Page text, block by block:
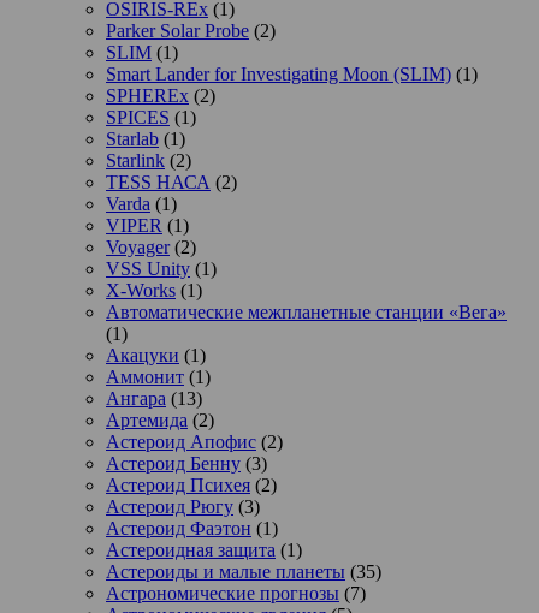
OSIRIS-REx (1)
Parker Solar Probe (2)
SLIM (1)
Smart Lander for Investigating Moon (SLIM) (1)
SPHEREx (2)
SPICES (1)
Starlab (1)
Starlink (2)
TESS НАСА (2)
Varda (1)
VIPER (1)
Voyager(2)
VSS Unity (1)
X-Works (1)
Автоматические межпланетные станции «Вега»
(1)
Акацуки (1)
Аммонит (1)
Ангара (13)
Артемида (2)
Астероид Апофис (2)
Астероид Бенну (3)
Астероид Психея (2)
Астероид Рюгу (3)
Астероид Фаэтон (1)
Астероидная защита (1)
Астероиды и малые планеты (35)
Астрономические прогнозы (7)